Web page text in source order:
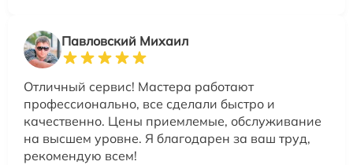
Павловский Михаил
Отличный сервис! Мастера работают
профессионально, все сделали быстро и
качественно. Цены приемлемые, обслуживание
на высшем уровне. Я благодарен за ваш труд,
рекомендую всем!